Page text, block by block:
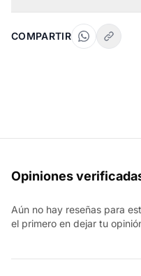
COMPARTIR
Opiniones
Aún no hay reseñas para
el primero en dejar tu